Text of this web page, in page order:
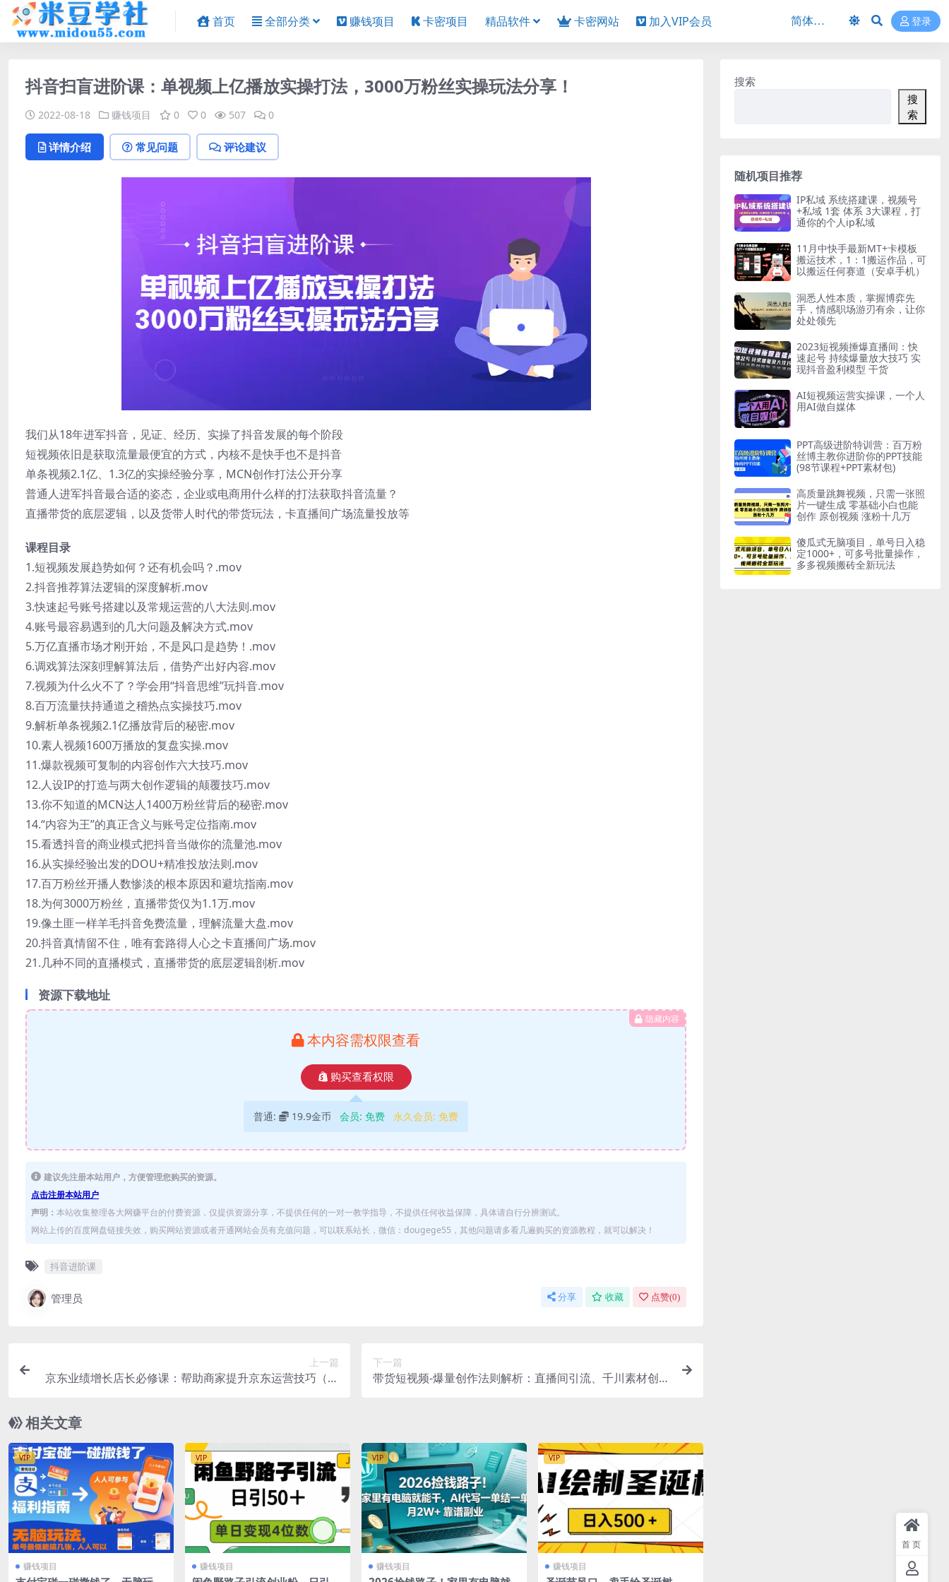
首页 全部分类 赚钱项目 卡密项目 精品软件 卡密网站 加入VIP会员 登录
抖音扫盲进阶课：单视频上亿播放实操打法，3000万粉丝实操玩法分享！
2022-08-18 赚钱项目 0 0 507 0
详情介绍 常见问题 评论建议
我们从18年进军抖音，见证、经历、实操了抖音发展的每个阶段
短视频依旧是获取流量最便宜的方式，内核不是快手也不是抖音
单条视频2.1亿、1.3亿的实操经验分享，MCN创作打法公开分享
普通人进军抖音最合适的姿态，企业或电商用什么样的打法获取抖音流量？
直播带货的底层逻辑，以及货带人时代的带货玩法，卡直播间广场流量投放等
课程目录
1.短视频发展趋势如何？还有机会吗？.mov
2.抖音推荐算法逻辑的深度解析.mov
3.快速起号账号搭建以及常规运营的八大法则.mov
4.账号最容易遇到的几大问题及解决方式.mov
5.万亿直播市场才刚开始，不是风口是趋势！.mov
6.调戏算法深刻理解算法后，借势产出好内容.mov
7.视频为什么火不了？学会用“抖音思维”玩抖音.mov
8.百万流量扶持通道之稽热点实操技巧.mov
9.解析单条视频2.1亿播放背后的秘密.mov
10.素人视频1600万播放的复盘实操.mov
11.爆款视频可复制的内容创作六大技巧.mov
12.人设IP的打造与两大创作逻辑的颠覆技巧.mov
13.你不知道的MCN达人1400万粉丝背后的秘密.mov
14.“内容为王”的真正含义与账号定位指南.mov
15.看透抖音的商业模式把抖音当做你的流量池.mov
16.从实操经验出发的DOU+精准投放法则.mov
17.百万粉丝开播人数惨淡的根本原因和避坑指南.mov
18.为何3000万粉丝，直播带货仅为1.1万.mov
19.像土匪一样羊毛抖音免费流量，理解流量大盘.mov
20.抖音真情留不住，唯有套路得人心之卡直播间广场.mov
21.几种不同的直播模式，直播带货的底层逻辑剖析.mov
资源下载地址
隐藏内容
本内容需权限查看
购买查看权限
普通: 19.9金币 会员: 免费 永久会员: 免费
建议先注册本站用户，方便管理您购买的资源。
点击注册本站用户
声明： 本站收集整理各大网赚平台的付费资源，仅提供资源分享，不提供任何的一对一教学指导，不提供任何收益保障，具体请自行分辨测试。
网站上传的百度网盘链接失效，购买网站资源或者开通网站会员有充值问题，可以联系站长，微信：dougege55，其他问题请多看几遍购买的资源教程，就可以解决！
抖音进阶课
管理员 分享 收藏 点赞(0)
上一篇
京东业绩增长店长必修课：帮助商家提升京东运营技巧（价
下一篇
带货短视频-爆量创作法则解析：直播间引流、千川素材创作
相关文章
VIP
赚钱项目
VIP
赚钱项目
VIP
赚钱项目
VIP
赚钱项目
搜索
搜
索
随机项目推荐
IP私域 系统搭建课，视频号
+私域 1套 体系 3大课程，打
通你的个人ip私域
11月中快手最新MT+卡模板
搬运技术，1：1搬运作品，可
以搬运任何赛道（安卓手机）
洞悉人性本质，掌握博弈先
手，情感职场游刃有余，让你
处处领先
2023短视频捶爆直播间：快
速起号 持续爆量放大技巧 实
现抖音盈利模型 干货
AI短视频运营实操课，一个人
用AI做自媒体
PPT高级进阶特训营：百万粉
丝博主教你进阶你的PPT技能
(98节课程+PPT素材包)
高质量跳舞视频，只需一张照
片一键生成 零基础小白也能
创作 原创视频 涨粉十几万
傻瓜式无脑项目，单号日入稳
定1000+，可多号批量操作，
多多视频搬砖全新玩法
首页